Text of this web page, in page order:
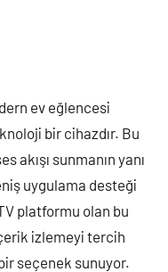
ev eğlencesi
bir cihazdır. Bu
akışı sunmanın yanı
uygulama desteği
platformu olan bu
izlemeyi tercih
seçenek sunuyor.